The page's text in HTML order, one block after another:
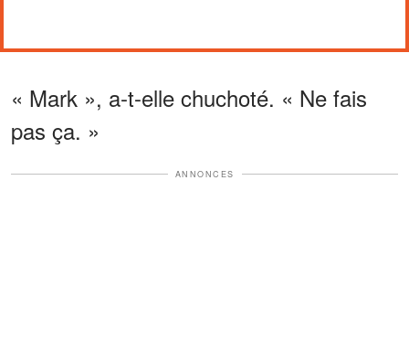
« Mark », a-t-elle chuchoté. « Ne fais
pas ça. »
ANNONCES